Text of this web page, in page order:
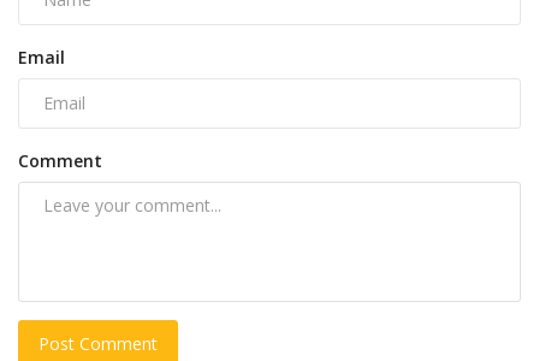
Email
Comment
Post Comment